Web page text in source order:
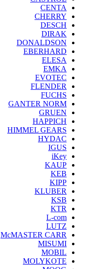
CENTA
CHERRY
DESCH
DIRAK
DONALDSON
EBERHARD
ELESA
EMKA
EVOTEC
FLENDER
FUCHS
GANTER NORM
GRUEN
HAPPICH
HIMMEL GEARS
HYDAC
IGUS
iKey
KAUP
KEB
KIPP
KLUBER
KSB
KTR
L-com
LUTZ
McMASTER CARR
MISUMI
MOBIL
MOLYKOTE